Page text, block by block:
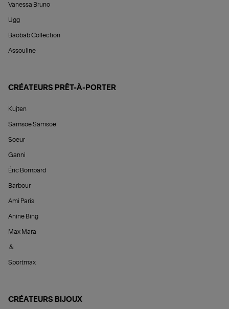
Vanessa Bruno
Ugg
Baobab Collection
Assouline
CRÉATEURS PRÊT-À-PORTER
Kujten
Samsoe Samsoe
Soeur
Ganni
Éric Bompard
Barbour
Ami Paris
Anine Bing
Max Mara
&
Sportmax
CRÉATEURS BIJOUX